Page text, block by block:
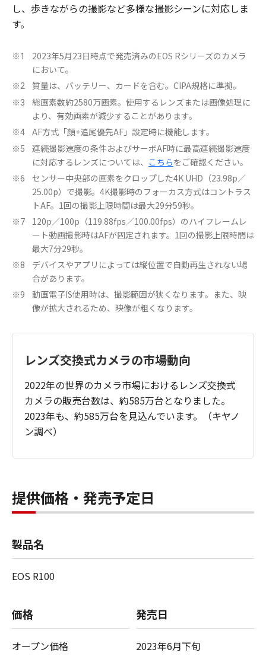
し、歩きながらの撮影など多様な撮影シーンに対応しま
す。
※1
2023年5月23日時点で発売済みのEOS Rシリーズのカメラ
において。
※2 質量は、バッテリー、カードを含む。CIPA規格に準拠。
※3
総画素数約2580万画素。使用するレンズまたは画像処理に
より、有効画素が減少することがあります。
※4 AF方式「顔+追尾優先AF」設定時に機能します。
※5
連続撮影速度の条件およびサーボAF時に最高連続撮影速度
に対応するレンズについては、 こちらをご確認ください。
※6
センサー中央部の画素をクロップした4K UHD（23.98p／
25.00p）で撮影。4K撮影時のフォーカス方式はコントラス
トAF。1回の撮影上限時間は最大29分59秒。
※7
120p／100p（119.88fps／100.00fps）のハイフレームレ
ート動画撮影時はAFが固定されます。1回の撮影上限時間は
最大7分29秒。
※8
デバイスやアプリによっては縦位置で自動再生されない場
合があります。
※9
動画電子IS使用時は、撮影範囲が狭くなります。また、映
像が拡大されるため、映像が粗くなります。
レンズ交換式カメラの市場動向
2022年の世界のカメラ市場におけるレンズ交換式
カメラの販売台数は、約585万台となりました。
2023年も、約585万台を見込んでいます。（キヤノ
ン調べ）
提供価格・発売予定日
製品名
EOS R100
価格
オープン価格
発売日
2023年6月下旬